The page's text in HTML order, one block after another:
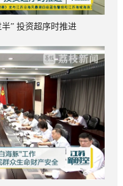
” 投资超序时推进